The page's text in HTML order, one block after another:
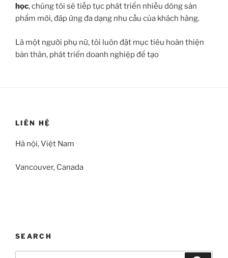
học, chúng tôi sẽ tiếp tục phát triển nhiều dòng sản
phẩm mới, đáp ứng đa dạng nhu cầu của khách hàng.
Là một người phụ nữ, tôi luôn đặt mục tiêu hoàn thiện
bản thân, phát triển doanh nghiệp để tạo
LIÊN HỆ
Hà nội, Việt Nam
Vancouver, Canada
SEARCH